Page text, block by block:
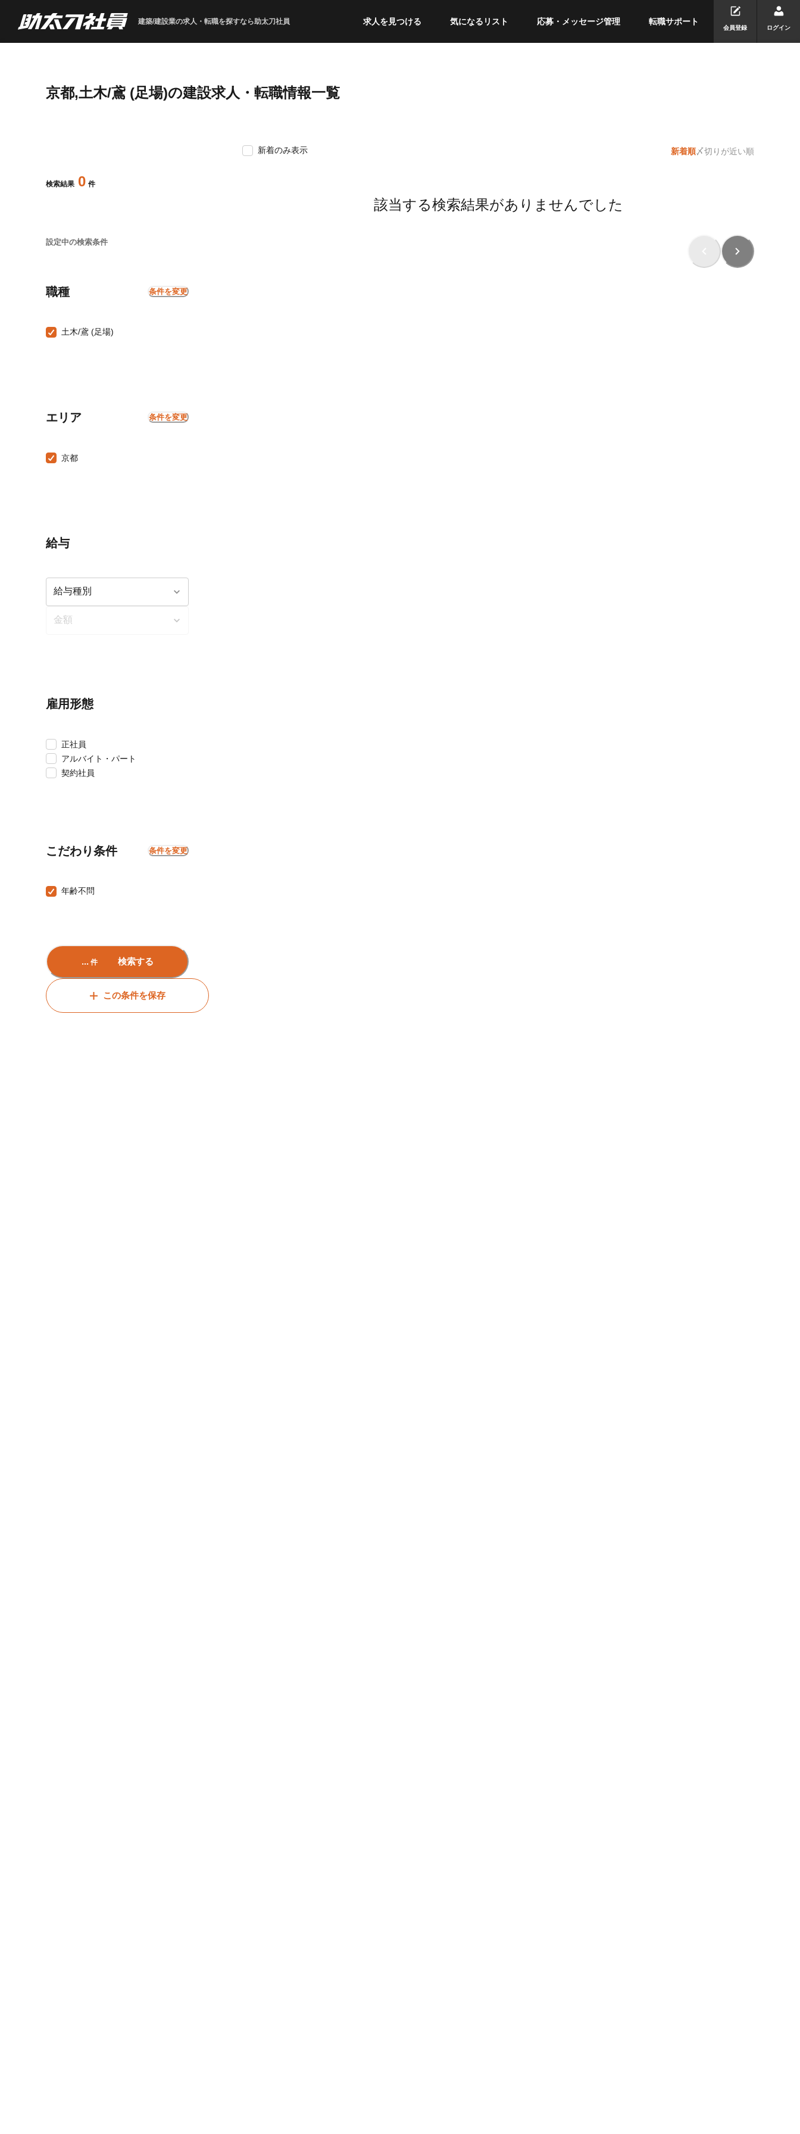
建築/建設業の求人・転職を探すなら助太刀社員 求人を見つける 気になるリスト 応募・メッセージ管理 転職サポート
会員登録 ログイン
京都,土木/鳶 (足場)の建設求人・転職情報一覧
検索結果 0 件
設定中の検索条件
職種 条件を変更
土木/鳶 (足場)
エリア 条件を変更
京都
給与
雇用形態
正社員
アルバイト・パート
契約社員
こだわり条件 条件を変更
年齢不問
... 件 検索する
この条件を保存
新着のみ表示 新着順〆切りが近い順
該当する検索結果がありませんでした